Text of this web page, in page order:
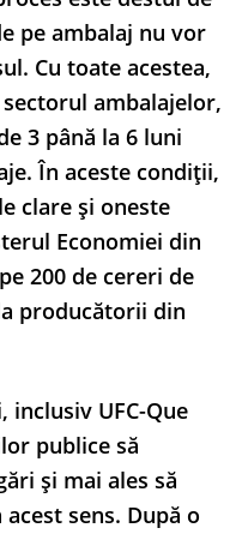
pe ambalaj nu vor
Cu toate acestea,
ambalajelor,
3 până la 6 luni
În aceste condiții,
clare și oneste
Economiei din
200 de cereri de
producătorii din
UFC-Que
publice să
și mai ales să
sens. După o